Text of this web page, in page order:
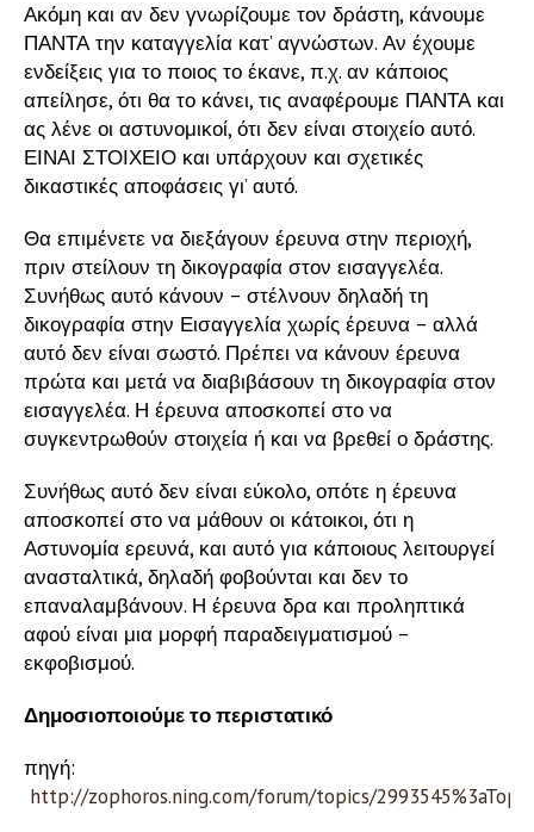
Ακόμη και αν δεν γνωρίζουμε τον δράστη, κάνουμε
ΠΑΝΤΑ την καταγγελία κατ’ αγνώστων. Αν έχουμε
ενδείξεις για το ποιος το έκανε, π.χ. αν κάποιος
απείλησε, ότι θα το κάνει, τις αναφέρουμε ΠΑΝΤΑ και
ας λένε οι αστυνομικοί, ότι δεν είναι στοιχείο αυτό.
ΕΙΝΑΙ ΣΤΟΙΧΕΙΟ και υπάρχουν και σχετικές
δικαστικές αποφάσεις γι’ αυτό.
Θα επιμένετε να διεξάγουν έρευνα στην περιοχή,
πριν στείλουν τη δικογραφία στον εισαγγελέα.
Συνήθως αυτό κάνουν – στέλνουν δηλαδή τη
δικογραφία στην Εισαγγελία χωρίς έρευνα – αλλά
αυτό δεν είναι σωστό. Πρέπει να κάνουν έρευνα
πρώτα και μετά να διαβιβάσουν τη δικογραφία στον
εισαγγελέα. Η έρευνα αποσκοπεί στο να
συγκεντρωθούν στοιχεία ή και να βρεθεί ο δράστης.
Συνήθως αυτό δεν είναι εύκολο, οπότε η έρευνα
αποσκοπεί στο να μάθουν οι κάτοικοι, ότι η
Αστυνομία ερευνά, και αυτό για κάποιους λειτουργεί
ανασταλτικά, δηλαδή φοβούνται και δεν το
επαναλαμβάνουν. Η έρευνα δρα και προληπτικά
αφού είναι μια μορφή παραδειγματισμού –
εκφοβισμού.
Δημοσιοποιούμε το περιστατικό
πηγή:
http://zophoros.ning.com/forum/topics/